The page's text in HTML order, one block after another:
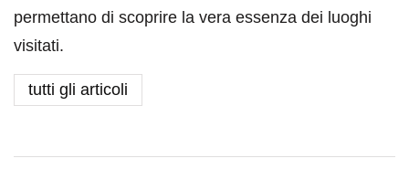
permettano di scoprire la vera essenza dei luoghi
visitati.
tutti gli articoli